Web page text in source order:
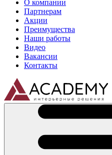
О компании
Партнерам
Акции
Преимущества
Наши работы
Видео
Вакансии
Контакты